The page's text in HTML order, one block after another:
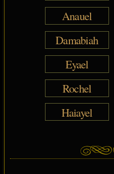
Anauel
Damabiah
Eyael
Rochel
Haiayel